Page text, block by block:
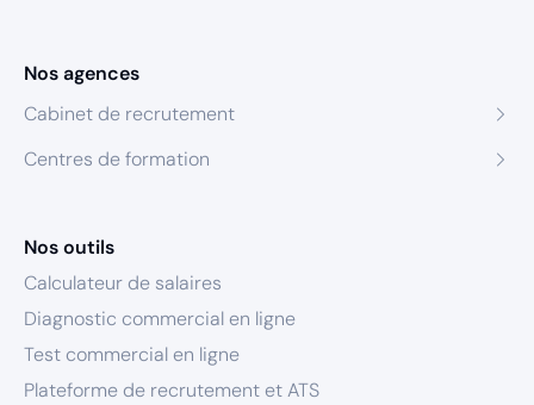
Nos agences
Cabinet de recrutement
Centres de formation
Nos outils
Calculateur de salaires
Diagnostic commercial en ligne
Test commercial en ligne
Plateforme de recrutement et ATS